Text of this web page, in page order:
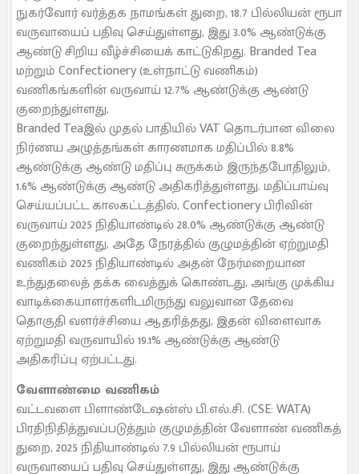
நுகர்வோர் வர்த்தக நாமங்கள் துறை, 18.7 பில்லியன் ரூபா
வருவாயைப் பதிவு செய்துள்ளது, இது 3.0% ஆண்டுக்கு
ஆண்டு சிறிய வீழ்ச்சியைக் காட்டுகிறது. Branded Tea
மற்றும் Confectionery (உள்நாட்டு வணிகம்)
வணிகங்களின் வருவாய் 12.7% ஆண்டுக்கு ஆண்டு
குறைந்துள்ளது,
Branded Teaஇல் முதல் பாதியில் VAT தொடர்பான விலை
நிர்ணய அழுத்தங்கள் காரணமாக மதிப்பில் 8.8%
ஆண்டுக்கு ஆண்டு மதிப்பு சுருக்கம் இருந்தபோதிலும்,
1.6% ஆண்டுக்கு ஆண்டு அதிகரித்துள்ளது. மதிப்பாய்வு
செய்யப்பட்ட காலகட்டத்தில், Confectionery பிரிவின்
வருவாய் 2025 நிதியாண்டில் 28.0% ஆண்டுக்கு ஆண்டு
குறைந்துள்ளது, அதே நேரத்தில் குழுமத்தின் ஏற்றுமதி
வணிகம் 2025 நிதியாண்டில் அதன் நேர்மறையான
உந்துதலைத் தக்க வைத்துக் கொண்டது, அங்கு முக்கிய
வாடிக்கையாளர்களிடமிருந்து வலுவான தேவை
தொகுதி வளர்ச்சியை ஆதரித்தது, இதன் விளைவாக
ஏற்றுமதி வருவாயில் 19.1% ஆண்டுக்கு ஆண்டு
அதிகரிப்பு ஏற்பட்டது.
வேளாண்மை வணிகம்
வட்டவளை பிளாண்டேஷன்ஸ் பி.எல்.சி. (CSE: WATA)
பிரதிநிதித்துவப்படுத்தும் குழுமத்தின் வேளாண் வணிகத்
துறை, 2025 நிதியாண்டில் 7.9 பில்லியன் ரூபாய்
வருவாயைப் பதிவு செய்துள்ளது, இது ஆண்டுக்கு